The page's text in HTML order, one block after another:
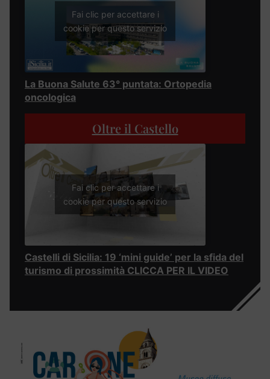
Fai clic per accettare i
cookie per questo servizio
La Buona Salute 63° puntata: Ortopedia
oncologica
Oltre il Castello
Fai clic per accettare i
cookie per questo servizio
Castelli di Sicilia: 19 ‘mini guide’ per la sfida del
turismo di prossimità CLICCA PER IL VIDEO